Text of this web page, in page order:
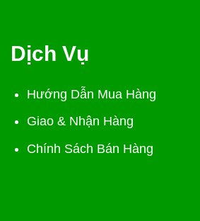
Dịch Vụ
Hướng Dẫn Mua Hàng
Giao & Nhận Hàng
Chính Sách Bán Hàng